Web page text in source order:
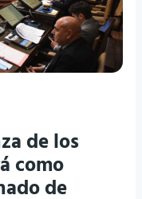
de los
como
de